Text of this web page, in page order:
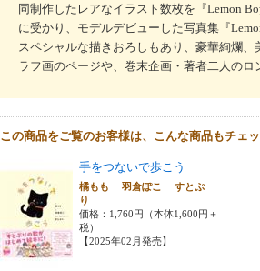
同制作したレアなイラスト数枚を『Lemon
に受かり、モデルデビューした写真集『
スペシャルな描きおろしもあり、豪華絢爛、
ラフ画のページや、巻末企画・著者二人の
この商品をご覧のお客様は、こんな商品もチェッ
手をつないで歩こう
橘もも 羽倉ぽこ すとぷ
り
価格：1,760円（本体1,600円＋
税）
【2025年02月発売】